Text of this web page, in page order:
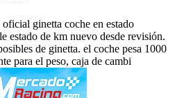
estado de km nuevo desde revisión.
de ginetta. el coche pesa 1000
para el peso, caja de cambi